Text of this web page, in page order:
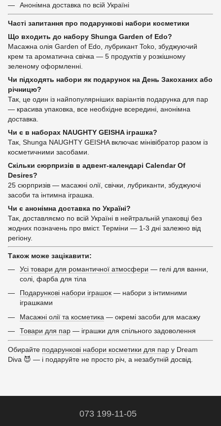
Анонімна доставка по всій Україні
Часті запитання про подарункові набори косметики
Що входить до набору Shunga Garden of Edo?
Масажна олія Garden of Edo, лубрикант Toko, збуджуючий
крем та ароматична свічка — 5 продуктів у розкішному
зеленому оформленні.
Чи підходять набори як подарунок на День Закоханих або
річницю?
Так, це один із найпопулярніших варіантів подарунка для пар
— красива упаковка, все необхідне всередині, анонімна
доставка.
Чи є в наборах NAUGHTY GEISHA іграшка?
Так, Shunga NAUGHTY GEISHA включає мінівібратор разом із
косметичними засобами.
Скільки сюрпризів в адвент-календарі Calendar Of
Desires?
25 сюрпризів — масажні олії, свічки, лубриканти, збуджуючі
засоби та інтимна іграшка.
Чи є анонімна доставка по Україні?
Так, доставляємо по всій Україні в нейтральній упаковці без
жодних позначень про вміст. Терміни — 1-3 дні залежно від
регіону.
Також може зацікавити:
Усі товари для романтичної атмосфери — гелі для ванни,
солі, фарба для тіла
Подарункові набори іграшок — набори з інтимними
іграшками
Масажні олії та косметика — окремі засоби для масажу
Товари для пар — іграшки для спільного задоволення
Обирайте подарункові набори косметики для пар у Dream
Diva 😈 — і подаруйте не просто річ, а незабутній досвід.
073 199-11-05